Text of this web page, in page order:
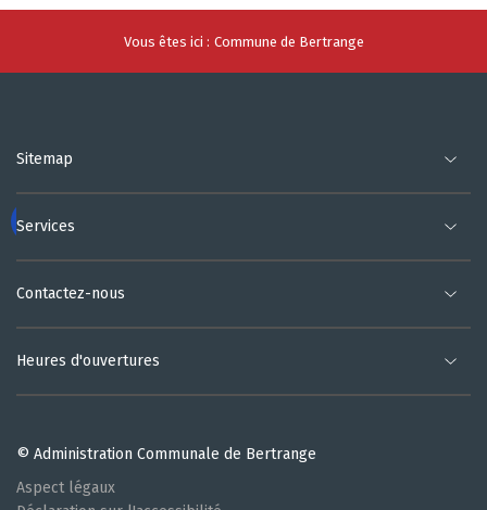
Vous êtes ici : Commune de Bertrange
Sitemap
Services
Contactez-nous
Heures d'ouvertures
© Administration Communale de Bertrange
Aspect légaux